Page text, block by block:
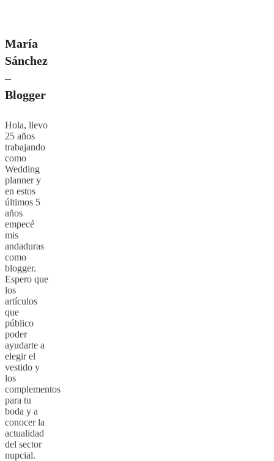
María
Sánchez
–
Blogger
Hola, llevo
25 años
trabajando
como
Wedding
planner y
en estos
últimos 5
años
empecé
mis
andaduras
como
blogger.
Espero que
los
artículos
que
público
poder
ayudarte a
elegir el
vestido y
los
complementos
para tu
boda y a
conocer la
actualidad
del sector
nupcial.